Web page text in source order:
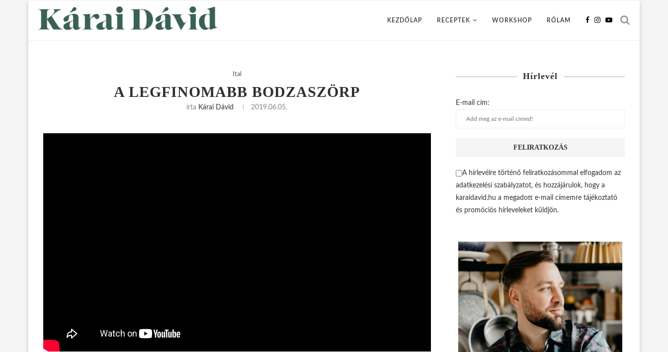
KEZDŐLAP RECEPTEK WORKSHOP RÓLAM
Ital
A LEGFINOMABB BODZASZÖRP
írta Kárai Dávid 2019.06.05.
Hírlevél
E-mail cím:
A hírlevélre történő feliratkozásommal elfogadom az
adatkezelési szabályzatot, és hozzájárulok, hogy a
karaidavid.hu a megadott e-mail címemre tájékoztató
és promóciós hírleveleket küldjön.